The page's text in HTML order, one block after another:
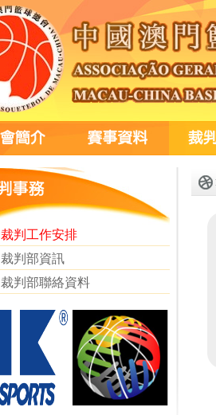
裁判工作安排
裁判部資訊
裁判部聯絡資料